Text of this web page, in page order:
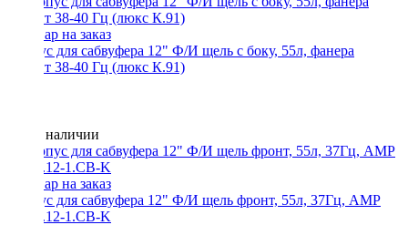
Корпус для сабвуфера 12" Ф/И щель с боку, 55л, фанера
графит 38-40 Гц (люкс К.91)
Нет в наличии
Корпус для сабвуфера 12" Ф/И щель фронт, 55л, 37Гц, AMP
F18-1.12-1.CB-K